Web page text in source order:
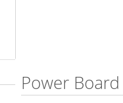
Power